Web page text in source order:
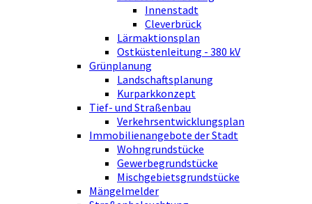
Innenstadt
Cleverbrück
Lärmaktionsplan
Ostküstenleitung - 380 kV
Grünplanung
Landschaftsplanung
Kurparkkonzept
Tief- und Straßenbau
Verkehrsentwicklungsplan
Immobilienangebote der Stadt
Wohngrundstücke
Gewerbegrundstücke
Mischgebietsgrundstücke
Mängelmelder